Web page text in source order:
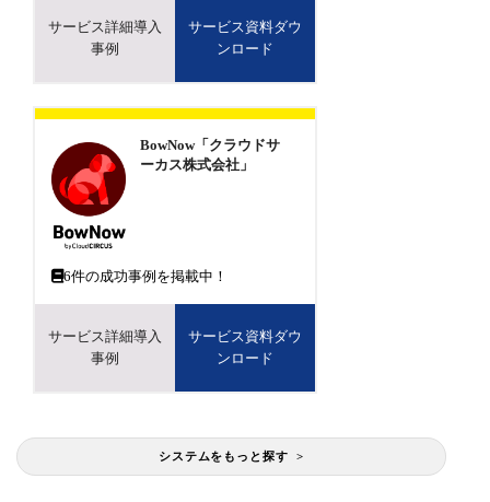
サービス詳細導入
事例
サービス資料ダウ
ンロード
BowNow「クラウドサ
ーカス株式会社」
6件の成功事例を掲載中！
サービス詳細導入
事例
サービス資料ダウ
ンロード
システムをもっと探す >